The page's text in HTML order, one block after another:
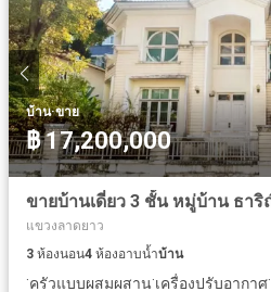
บ้าน·ขาย
฿ 17,200,000
แขวงลาดยาว
3 ห้องนอน4 ห้องอาบน้ำบ้าน
·ครัวแบบผสมผสาน·เครื่องปรับอากาศ·